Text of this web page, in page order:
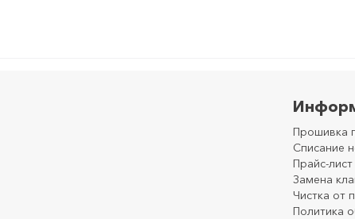
Прошивка
Списание
Прайс-
Замена
Чистка от
Политика